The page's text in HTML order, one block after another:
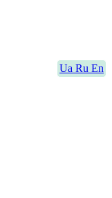
Ua Ru En